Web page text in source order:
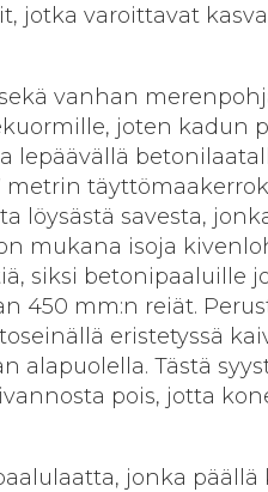
jotka varoittavat
vanhan
joten kadun
lepäävällä
löysästä savesta,
mukana isoja
siksi betonipaaluille
450 mm:n reiät.
eristetyssä
alapuolella. Tästä
pois, jotta
jonka päällä